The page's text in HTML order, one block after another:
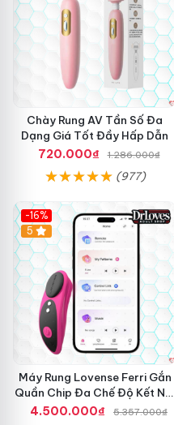
Chày Rung AV Tần Số Đa
Dạng Giá Tốt Đầy Hấp Dẫn
720.000₫
1.286.000₫
(977)
-16%
Hot
5
Máy Rung Lovense Ferri Gắn
Quần Chip Đa Chế Độ Kết Nối
App
4.500.000₫ 5.357.000₫